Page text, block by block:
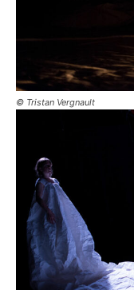
© Tristan Vergnault